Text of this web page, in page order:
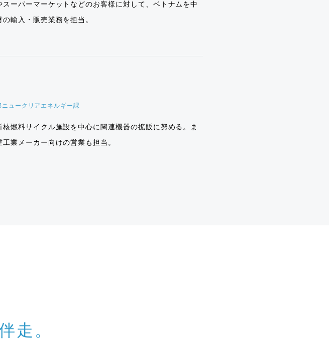
ーパーマーケットなどのお客様に対して、ベトナムを中
輸入・販売業務を担当。
ュークリアエネルギー課
燃料サイクル施設を中心に関連機器の拡販に努める。ま
業メーカー向けの営業も担当。
走。